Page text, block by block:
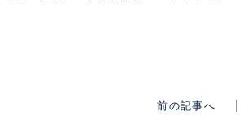
前の記事へ